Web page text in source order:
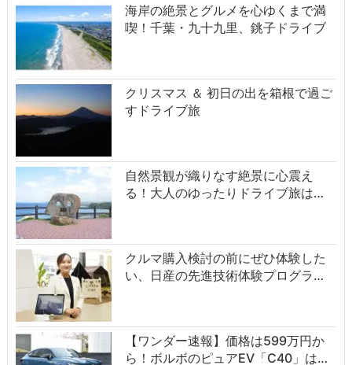
海岸の絶景とグルメを心ゆくまで満
喫！千葉・九十九里、銚子ドライブ
クリスマス ＆ 初日の出を箱根で過ご
すドライブ旅
自然景観が織りなす絶景に心震え
る！大人のゆったりドライブ旅は…
クルマ購入検討の前にぜひ体験した
い、日産の先進技術体験プログラ…
【ワンダー速報】価格は599万円か
ら！ボルボのピュアEV「C40」は…